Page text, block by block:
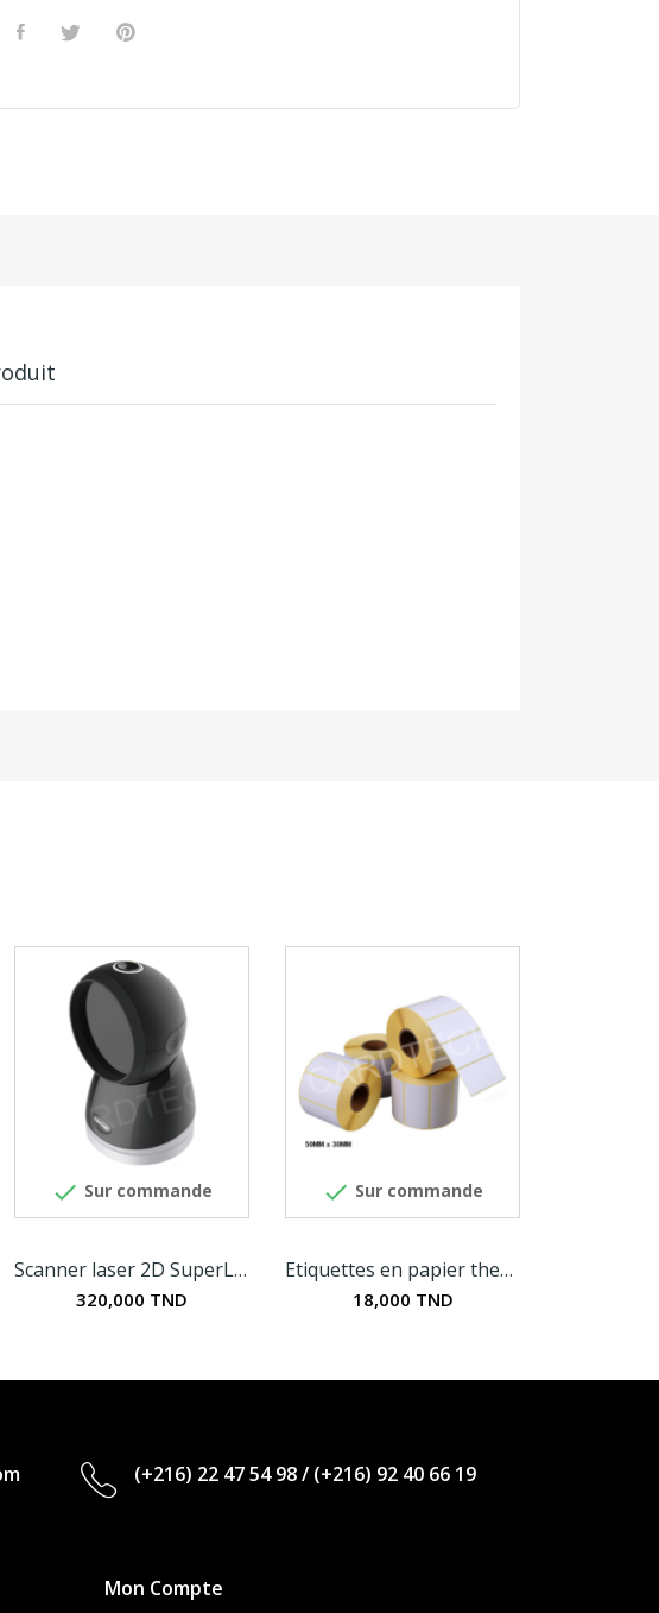
 Sur commande
Scanner laser 2D SuperLead 7350
320,000 TND
 Sur commande
Etiquettes en papier thermique 50MM x 30MM
18,000 TND
(+216) 22 47 54 98/ (+216) 92 40 66 19
Mon Compte